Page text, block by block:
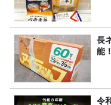
長
能
令